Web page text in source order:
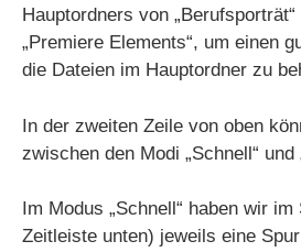
Hauptordners von
„Premiere Elements“, um einen
die Dateien im Hauptordner zu
In der zweiten Zeile von oben
zwischen den Modi „Schnell“ und
Im Modus „Schnell“ haben wir
Zeitleiste unten) jeweils eine